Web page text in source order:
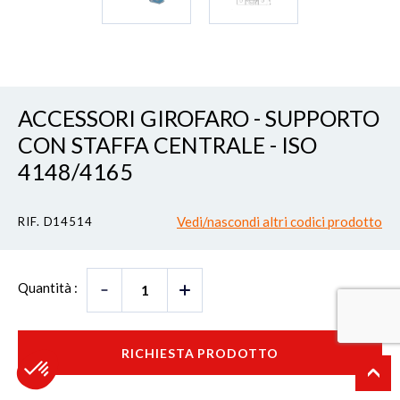
ACCESSORI GIROFARO - SUPPORTO
CON STAFFA CENTRALE - ISO
4148/4165
RIF. D14514 Vedi/nascondi altri codici prodotto
Quantità :
RICHIESTA PRODOTTO